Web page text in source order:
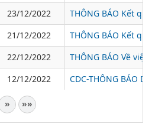
23/12/2022
THÔNG BÁO Kết
21/12/2022
THÔNG BÁO Kết
22/12/2022
THÔNG BÁO Về
12/12/2022 CDC-THÔNG BÁO
» »»